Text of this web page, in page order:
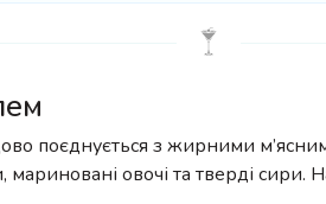
поєднується з жирними
овочі та тверді